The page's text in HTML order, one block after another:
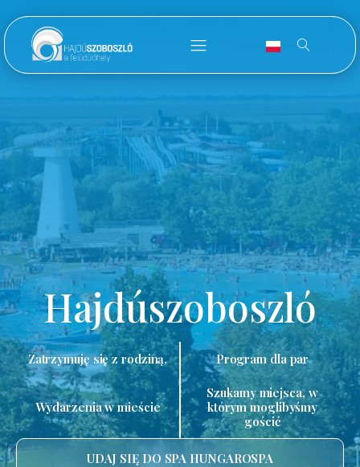
Hajdúszoboszló
Zatrzymuję się z rodziną. Program dla par
Wydarzenia w mieście
Szukamy miejsca, w
którym moglibyśmy
gościć
UDAJ SIĘ DO SPA HUNGAROSPA